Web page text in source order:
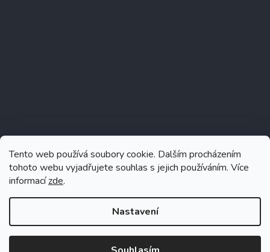
Tento web používá soubory cookie. Dalším procházením
tohoto webu vyjadřujete souhlas s jejich používáním. Více
informacízde.
Nastavení
Sledovat na Instagramu